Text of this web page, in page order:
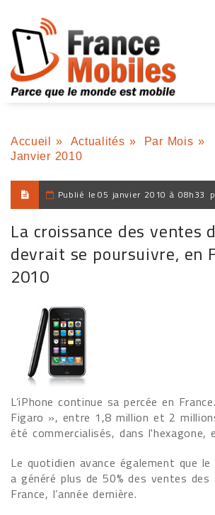
Accueil » Actualités » Par Mois »
Janvier 2010
Publié le 05 janvier 2010 à 08h33
La croissance des ventes
devrait se poursuivre, en
2010
L’iPhone continue sa percée en
Figaro », entre 1,8 million et 2
été commercialisés, dans l'hexagone,
Le quotidien avance également que le
a généré plus de 50% des ventes des
France, l’année dernière.